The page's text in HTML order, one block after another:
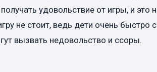
удовольствие от игры, и это
не стоит, ведь дети очень быстро
вызвать недовольство и ссоры.